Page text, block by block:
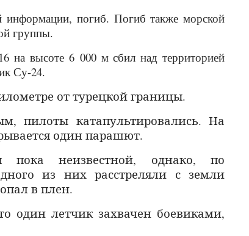
информации, погиб. Погиб также морской
группы.
на высоте 6 000 м сбил над территорией
Су-24.
от турецкой границы.
пилоты катапультировались. На
один парашют.
пока неизвестной, однако, по
из них расстреляли с земли
в плен.
один летчик захвачен боевиками,